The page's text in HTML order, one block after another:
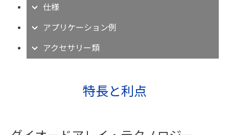
仕様
アプリケーション例
アクセサリー類
特長と利点